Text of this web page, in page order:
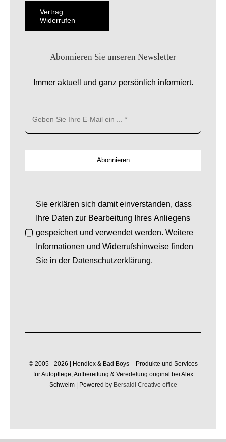
Vertrag
Widerrufen
Abonnieren Sie unseren Newsletter
Immer aktuell und ganz persönlich informiert.
Abonnieren
Sie erklären sich damit einverstanden, dass
Ihre Daten zur Bearbeitung Ihres Anliegens
gespeichert und verwendet werden. Weitere
Informationen und Widerrufshinweise finden
Sie in der Datenschutzerklärung.
© 2005 - 2026 | Hendlex & Bad Boys – Produkte und Services
für Autopflege, Aufbereitung & Veredelung original bei Alex
Schwelm | Powered by Bersaldi Creative office